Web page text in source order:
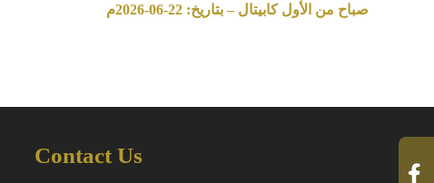
صباح من الأول كابيتال – بتاريخ: 22-06-2026م
Contact Us